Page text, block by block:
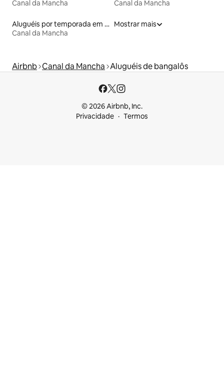
Canal da Mancha
Canal da Mancha
Aluguéis por temporada em albergue
Canal da Mancha
Mostrar mais
Airbnb Canal da Mancha Aluguéis de bangalôs
© 2026 Airbnb, Inc.
Privacidade
Termos